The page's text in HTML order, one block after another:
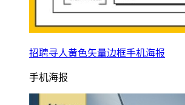
招聘寻人黄色矢量边框手机海报
手机海报